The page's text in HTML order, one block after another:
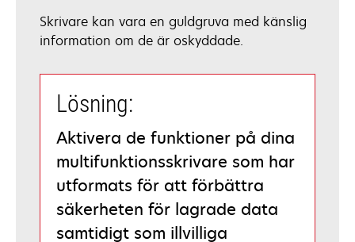
Skrivare kan vara en guldgruva med känslig
information om de är oskyddade.
Lösning:
Aktivera de funktioner på dina
multifunktionsskrivare som har
utformats för att förbättra
säkerheten för lagrade data
samtidigt som illvilliga